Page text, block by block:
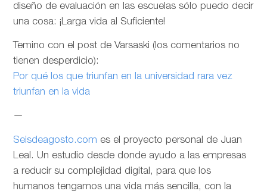
diseño de evaluación en las escuelas sólo puedo decir
una cosa: ¡Larga vida al Suficiente!
Temino con el post de Varsaski (los comentarios no
tienen desperdicio):
Por qué los que triunfan en la universidad rara vez
triunfan en la vida
—
Seisdeagosto.com es el proyecto personal de Juan
Leal. Un estudio desde donde ayudo a las empresas
a reducir su complejidad digital, para que los
humanos tengamos una vida más sencilla, con la